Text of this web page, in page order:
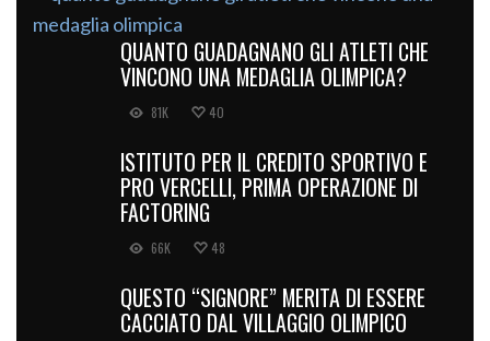
QUANTO GUADAGNANO GLI ATLETI CHE
VINCONO UNA MEDAGLIA OLIMPICA?
81K 40
ISTITUTO PER IL CREDITO SPORTIVO E
PRO VERCELLI, PRIMA OPERAZIONE DI
FACTORING
66K 48
QUESTO “SIGNORE” MERITA DI ESSERE
CACCIATO DAL VILLAGGIO OLIMPICO